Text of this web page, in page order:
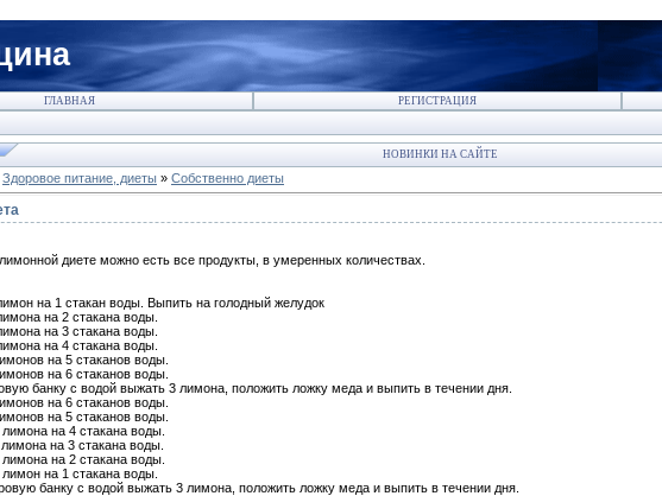
ГЛАВНАЯ РЕГИСТРАЦИЯ
НОВИНКИ НА САЙТЕ
Здоровое питание, диеты » Собственно диеты
диете можно есть все продукты, в умеренных количествах.
на 1 стакан воды. Выпить на голодный желудок
на 2 стакана воды.
на 3 стакана воды.
на 4 стакана воды.
на 5 стаканов воды.
на 6 стаканов воды.
банку с водой выжать 3 лимона, положить ложку меда и выпить в течении дня.
на 6 стаканов воды.
на 5 стаканов воды.
на 4 стакана воды.
на 3 стакана воды.
на 2 стакана воды.
на 1 стакана воды.
банку с водой выжать 3 лимона, положить ложку меда и выпить в течении дня.